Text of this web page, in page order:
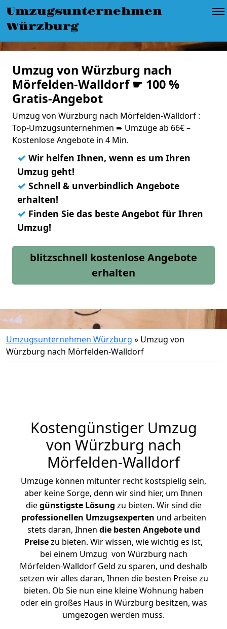
Umzugsunternehmen
Würzburg
Umzug von Würzburg nach
Mörfelden-Walldorf ☛ 100 %
Gratis-Angebot
Umzug von Würzburg nach Mörfelden-Walldorf :
Top-Umzugsunternehmen ➨ Umzüge ab 66€ –
Kostenlose Angebote in 4 Min.
✓ Wir helfen Ihnen, wenn es um Ihren
Umzug geht!
✓ Schnell & unverbindlich Angebote
erhalten!
✓ Finden Sie das beste Angebot für Ihren
Umzug!
blitzschnell kostenlose Angebote
erhalten
Umzugsunternehmen Würzburg » Umzug von
Würzburg nach Mörfelden-Walldorf
Kostengünstiger Umzug
von Würzburg nach
Mörfelden-Walldorf
Umzüge können mitunter recht kostspielig sein,
aber keine Sorge, denn wir sind hier, um Ihnen
diegünstigste Lösung zu bieten. Wir sind die
professionellen Umzugsexperten und arbeiten
stets daran, Ihnen die besten Angebote und
Preisezu bieten. Wir wissen, wie wichtig es ist,
bei einem Umzug von Würzburg nach
Mörfelden-Walldorf Geld zu sparen, und deshalb
setzen wir alles daran, Ihnen die besten Preise zu
bieten. Ob Sie nun eine kleine Wohnung haben
oder ein großes Haus in Würzburg besitzen, was
umgezogen werden muss.